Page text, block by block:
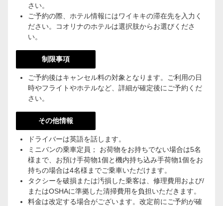
さい。
ご予約の際、ホテル情報にはワイキキの滞在先を入力く
ださい。コオリナのホテルは選択肢からお選びくださ
い。
制限事項
ご予約後はキャンセル料の対象となります。ご利用の日
時やフライトやホテルなど、詳細が確定後にご予約くだ
さい。
その他情報
ドライバーは英語を話します。
ミニバンの乗車定員； お荷物をお持ちでない場合は5名
様まで、お預け手荷物1個と機内持ち込み手荷物1個をお
持ちの場合は4名様までご乗車いただけます。
タクシーを破損または汚損した乗客は、修理費用および/
またはOSHAに準拠した清掃費用を負担いただきます。
料金は改定する場合がございます。改定前にご予約が確